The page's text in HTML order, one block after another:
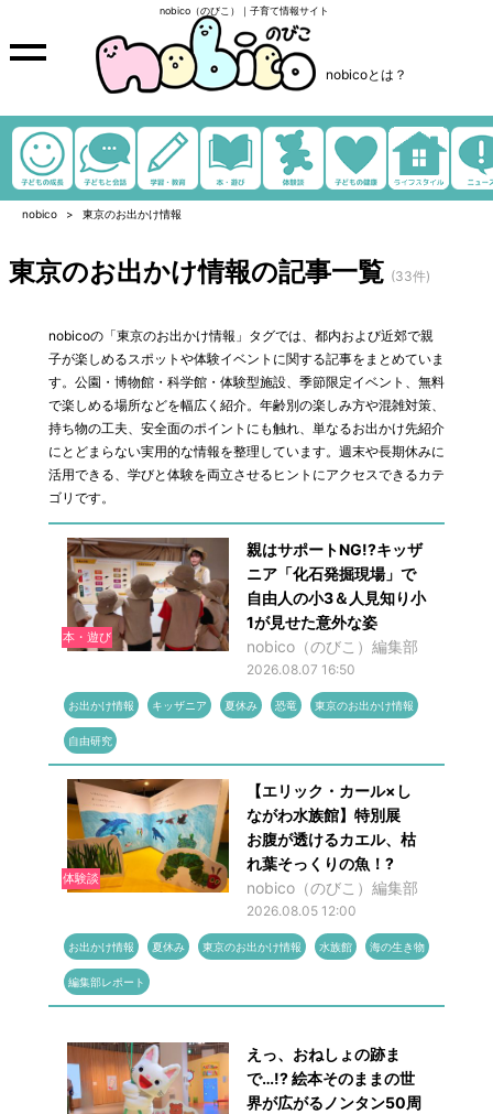
nobico（のびこ）｜子育て情報サイト
nobicoとは？
nobico 東京のお出かけ情報
東京のお出かけ情報の記事一覧 (33件)
nobicoの「東京のお出かけ情報」タグでは、都内および近郊で親
子が楽しめるスポットや体験イベントに関する記事をまとめていま
す。公園・博物館・科学館・体験型施設、季節限定イベント、無料
で楽しめる場所などを幅広く紹介。年齢別の楽しみ方や混雑対策、
持ち物の工夫、安全面のポイントにも触れ、単なるお出かけ先紹介
にとどまらない実用的な情報を整理しています。週末や長期休みに
活用できる、学びと体験を両立させるヒントにアクセスできるカテ
ゴリです。
本・遊び
親はサポートNG!?キッザ
ニア「化石発掘現場」で
自由人の小3＆人見知り小
1が見せた意外な姿
nobico（のびこ）編集部
2026.08.07 16:50
お出かけ情報 キッザニア 夏休み 恐竜 東京のお出かけ情報
自由研究
体験談
【エリック・カール×し
ながわ水族館】特別展
お腹が透けるカエル、枯
れ葉そっくりの魚！?
nobico（のびこ）編集部
2026.08.05 12:00
お出かけ情報 夏休み 東京のお出かけ情報 水族館 海の生き物
編集部レポート
えっ、おねしょの跡ま
で…!? 絵本そのままの世
界が広がるノンタン50周